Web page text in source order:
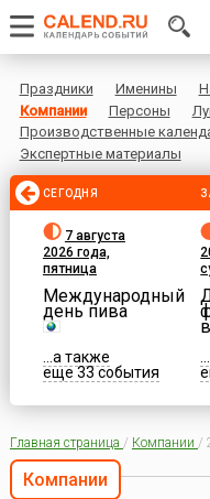
Праздники Именины
Компании
Персоны
Производственные
Экспертные материалы
СЕГОДНЯ
7 августа
2026 года,
пятница
Международный
день пива
...а также
еще 33 события
Главная страница / Компании /
Компании